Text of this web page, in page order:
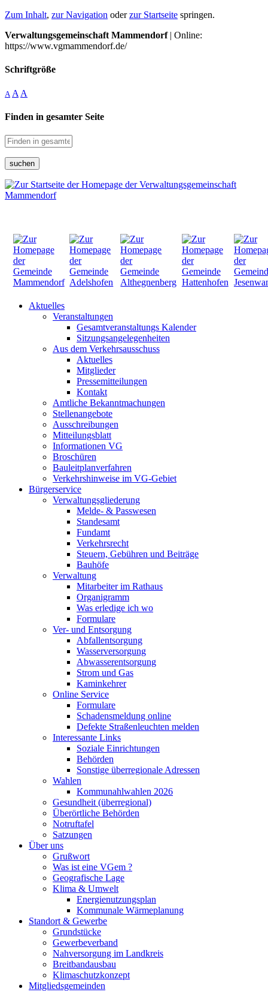
Zum Inhalt, zur Navigation oderzur Startseite springen.
Verwaltungsgemeinschaft Mammendorf| Online:
https://www.vgmammendorf.de/
Schriftgröße
A A A
Finden in gesamter Seite
suchen
Aktuelles
Veranstaltungen
Gesamtveranstaltungs Kalender
Sitzungsangelegenheiten
Aus dem Verkehrsausschuss
Aktuelles
Mitglieder
Pressemitteilungen
Kontakt
Amtliche Bekanntmachungen
Stellenangebote
Ausschreibungen
Mitteilungsblatt
Informationen VG
Broschüren
Bauleitplanverfahren
Verkehrshinweise im VG-Gebiet
Bürgerservice
Verwaltungsgliederung
Melde- & Passwesen
Standesamt
Fundamt
Verkehrsrecht
Steuern, Gebühren und Beiträge
Bauhöfe
Verwaltung
Mitarbeiter im Rathaus
Organigramm
Was erledige ich wo
Formulare
Ver- und Entsorgung
Abfallentsorgung
Wasserversorgung
Abwasserentsorgung
Strom und Gas
Kaminkehrer
Online Service
Formulare
Schadensmeldung online
Defekte Straßenleuchten melden
Interessante Links
Soziale Einrichtungen
Behörden
Sonstige überregionale Adressen
Wahlen
Kommunahlwahlen 2026
Gesundheit (überregional)
Überörtliche Behörden
Notruftafel
Satzungen
Über uns
Grußwort
Was ist eine VGem ?
Geografische Lage
Klima & Umwelt
Energienutzungsplan
Kommunale Wärmeplanung
Standort & Gewerbe
Grundstücke
Gewerbeverband
Nahversorgung im Landkreis
Breitbandausbau
Klimaschutzkonzept
Mitgliedsgemeinden